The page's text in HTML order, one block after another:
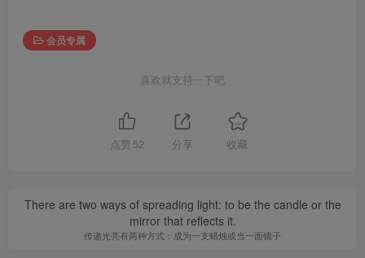
会员专属
喜欢就支持一下吧
点赞 52 分享 收藏
There are two ways of spreading light: to be the candle or the
mirror that reflects it.
传递光亮有两种方式：成为一支蜡烛或当一面镜子